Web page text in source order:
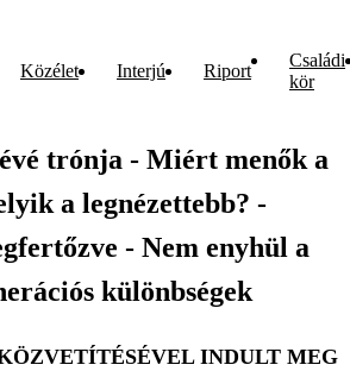
Közélet Interjú Riport
Családi
kör
trónja - Miért menők a
a legnézettebb? -
- Nem enyhül a
különbségek
INDULT MEG